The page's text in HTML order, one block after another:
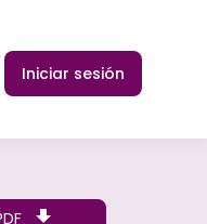
Iniciar sesión